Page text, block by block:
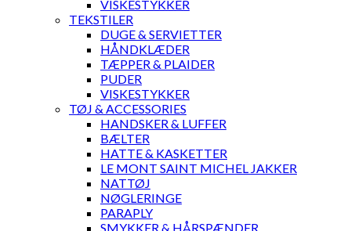
VISKESTYKKER
TEKSTILER
DUGE & SERVIETTER
HÅNDKLÆDER
TÆPPER & PLAIDER
PUDER
VISKESTYKKER
TØJ & ACCESSORIES
HANDSKER & LUFFER
BÆLTER
HATTE & KASKETTER
LE MONT SAINT MICHEL JAKKER
NATTØJ
NØGLERINGE
PARAPLY
SMYKKER & HÅRSPÆNDER